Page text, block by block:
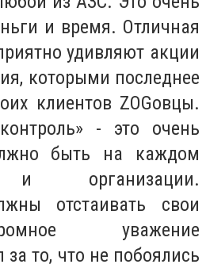
и время. Отличная
удивляют акции
которыми последнее
клиентов ZOGовцы.
- это очень
быть на каждом
и организации.
отстаивать свои
уважение
то, что не побоялись